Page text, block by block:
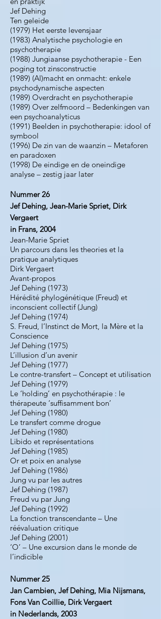
Jef Dehing
Ten geleide
(1979) Het eerste levensjaar
(1983) Analytische psychologie en
psychotherapie
(1988) Jungiaanse psychotherapie - Een
poging tot zinsconstructie
(1989) (Al)macht en onmacht: enkele
psychodynamische aspecten
(1989) Overdracht en psychotherapie
(1989) Over zelfmoord – Bedenkingen van
een psychoanalyticus
(1991) Beelden in psychotherapie: idool of
symbool
(1996) De zin van de waanzin – Metaforen
en paradoxen
(1998) De eindige en de oneindige
analyse – zestig jaar later
Nummer 26
Jef Dehing, Jean-Marie Spriet, Dirk
Vergaert
in Frans, 2004
Jean-Marie Spriet
Un parcours dans les theories et la
pratique analytiques
Dirk Vergaert
Avant-propos
Jef Dehing (1973)
Hérédité phylogénétique (Freud) et
inconscient collectif (Jung)
Jef Dehing (1974)
S. Freud, l’Instinct de Mort, la Mère et la
Conscience
Jef Dehing (1975)
L’illusion d’un avenir
Jef Dehing (1977)
Le contre-transfert – Concept et utilisation
Jef Dehing (1979)
Le ‘holding’ en psychothérapie : le
thérapeute ‘suffisamment bon’
Jef Dehing (1980)
Le transfert comme drogue
Jef Dehing (1980)
Libido et représentations
Jef Dehing (1985)
Or et poix en analyse
Jef Dehing (1986)
Jung vu par les autres
Jef Dehing (1987)
Freud vu par Jung
Jef Dehing (1992)
La fonction transcendante – Une
réévaluation critique
Jef Dehing (2001)
‘O’ – Une excursion dans le monde de
l’indicible
Nummer 25
Jan Cambien, Jef Dehing, Mia Nijsmans,
Fons Van Coillie, Dirk Vergaert
in Nederlands, 2003